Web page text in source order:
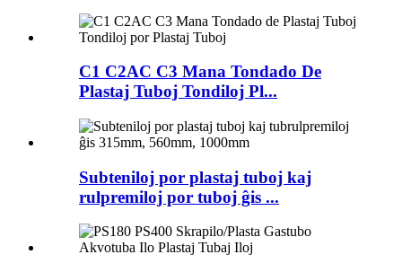
C1 C2AC C3 Mana Tondado De
Plastaj Tuboj Tondiloj Pl...
Subteniloj por plastaj tuboj kaj
rulpremiloj por tuboj ĝis ...